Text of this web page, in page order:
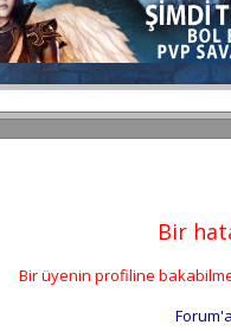
Bir
Bir üyenin profiline